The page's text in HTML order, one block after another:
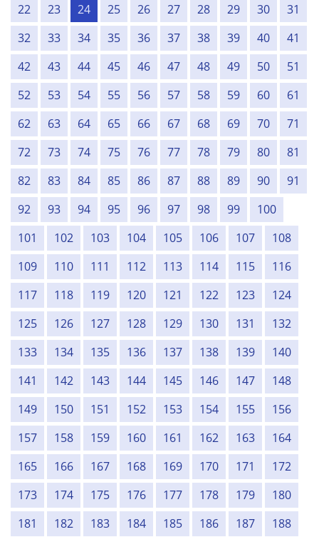
22
23 24 25 26 27 28 29 30
31
32
33 34 35 36 37 38 39 40
41
42
43 44 45 46 47 48 49 50
51
52
53 54 55 56 57 58 59 60
61
62
63 64 65 66 67 68 69 70
71
72
73 74 75 76 77 78 79 80
81
82
83 84 85 86 87 88 89 90
91
92
93 94 95 96 97 98 99
100
101
102 103 104 105 106 107
108
109
110 111 112 113 114 115
116
117
118 119 120 121 122 123
124
125
126 127 128 129 130 131
132
133
134 135 136 137 138 139
140
141
142 143 144 145 146 147
148
149
150 151 152 153 154 155
156
157
158 159 160 161 162 163
164
165
166 167 168 169 170 171
172
173
174 175 176 177 178 179
180
181
182 183 184 185 186 187 188